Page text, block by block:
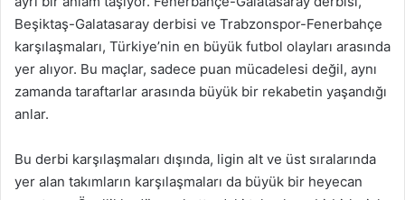
Beşiktaş-Galatasaray derbisi ve Trabzonspor-Fenerbahçe
karşılaşmaları, Türkiye’nin en büyük futbol olayları arasında
yer alıyor. Bu maçlar, sadece puan mücadelesi değil, aynı
zamanda taraftarlar arasında büyük bir rekabetin yaşandığı
anlar.
Bu derbi karşılaşmaları dışında, ligin alt ve üst sıralarında
yer alan takımların karşılaşmaları da büyük bir heyecan